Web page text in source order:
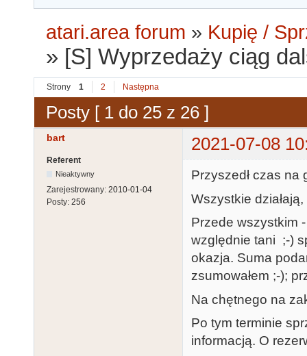
atari.area forum » Kupię /
» [S] Wyprzedaży ciąg
Strony 1 2 Następna
Posty [ 1 do 25 z 26 ]
bart 2021-07-08
Referent
Nieaktywny
Zarejestrowany: 2010-01-04
Posty: 256
Przyszedł czas na
Wszystkie
Przede wszystkim
względnie tani ;-)
okazja. Suma
zsumowałem ;-);
Na chętnego na
Po tym terminie
informacją. O